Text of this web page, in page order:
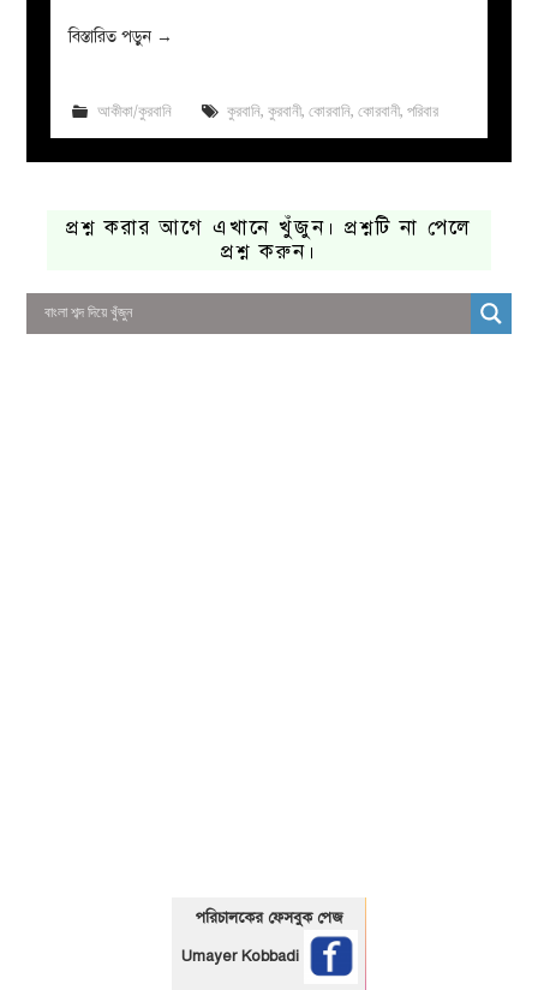
করুন
বিস্তারিত পড়ুন →
আকীকা/কুরবানি কুরবানি, কুরবানী, কোরবানি, কোরবানী, পরিবার
প্রশ্ন করার আগে এখানে খুঁজুন। প্রশ্নটি না পেলে
প্রশ্ন করুন।
পরিচালকের ফেসবুক পেজ
Umayer Kobbadi